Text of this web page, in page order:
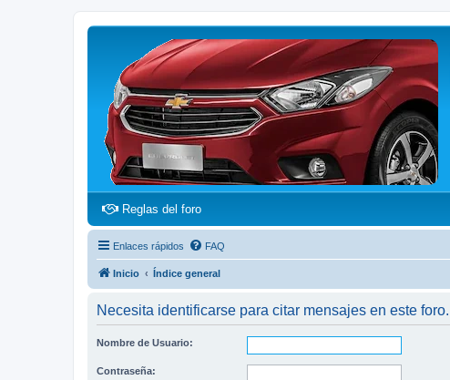
Reglas del foro(Opens a new tab)
Enlaces rápidos FAQ
Inicio Índice general
Necesita identificarse para citar mensajes en este foro.
Nombre de Usuario:
Contraseña: